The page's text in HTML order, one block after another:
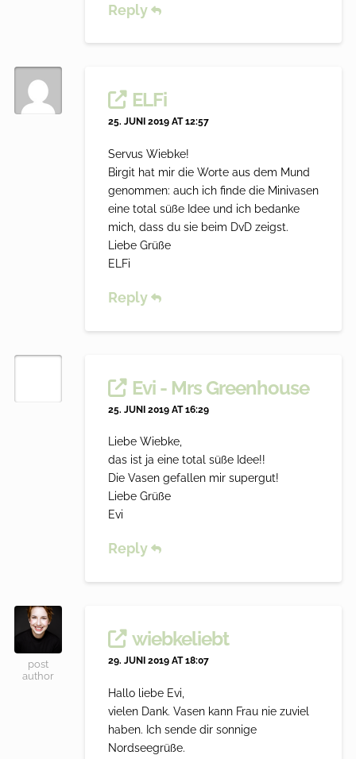
Reply
ELFi
25. JUNI 2019 AT 12:57
Servus Wiebke!
Birgit hat mir die Worte aus dem Mund
genommen: auch ich finde die Minivasen
eine total süße Idee und ich bedanke
mich, dass du sie beim DvD zeigst.
Liebe Grüße
ELFi
Reply
Evi - Mrs Greenhouse
25. JUNI 2019 AT 16:29
Liebe Wiebke,
das ist ja eine total süße Idee!!
Die Vasen gefallen mir supergut!
Liebe Grüße
Evi
Reply
post
author
wiebkeliebt
29. JUNI 2019 AT 18:07
Hallo liebe Evi,
vielen Dank. Vasen kann Frau nie zuviel
haben. Ich sende dir sonnige
Nordseegrüße.